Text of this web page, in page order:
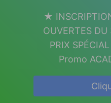
★
OUVERTES
PRIX
Promo